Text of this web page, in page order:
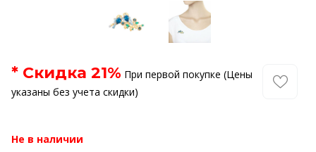
* Скидка 21% При первой покупке (Цены
указаны без учета скидки)
Не в наличии